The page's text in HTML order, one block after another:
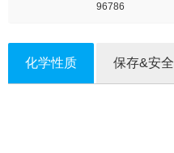
96786
化学性质 保存&安全